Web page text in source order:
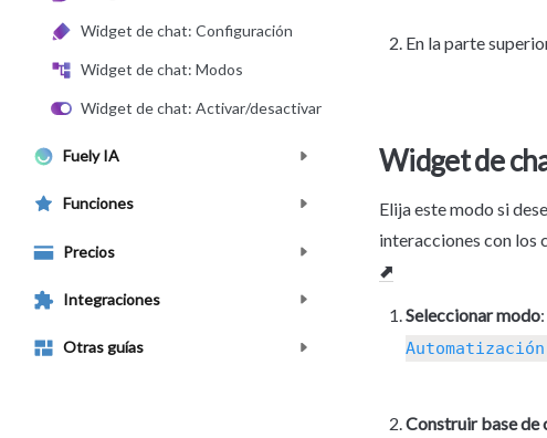
Widget de chat: Configuración
Widget de chat: Modos
Widget de chat: Activar/desactivar
Fuely IA
Funciones
Precios
Integraciones
Otras guías
En la parte
Widget de
Elija este modo si
interacciones con los
⬈
Seleccionar modo
Automatización
Construir base de